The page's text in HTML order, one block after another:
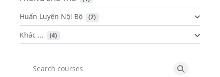
Huấn Luyện Nội Bộ (7)
Khác ... (4)
Search courses